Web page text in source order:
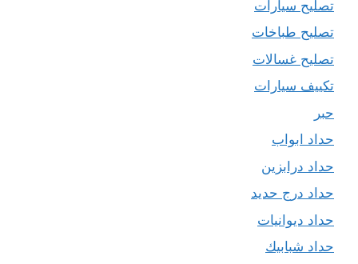
تصليح سيارات
تصليح طباخات
تصليح غسالات
تكييف سيارات
حبر
حداد ابواب
حداد درابزين
حداد درج حديد
حداد ديوانيات
حداد شبابيك